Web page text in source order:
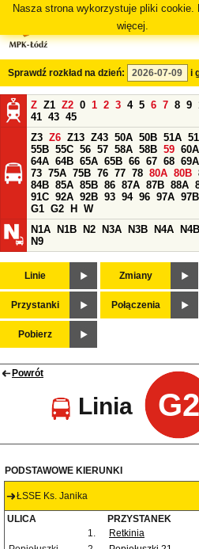
Nasza strona wykorzystuje pliki cookie.
więcej.
Sprawdź rozkład na dzień: i
Z Z1 Z2 0 1 2 3 4 5 6 7 8 9
41 43 45
Z3 Z6 Z13 Z43 50A 50B 51A
55B 55C 56 57 58A 58B 59 60A
64A 64B 65A 65B 66 67 68 69A
73 75A 75B 76 77 78 80A 80B
84B 85A 85B 86 87A 87B 88A
91C 92A 92B 93 94 96 97A 97B
G1 G2 H
W
N1A
N1B N2 N3A N3B N4A N4B
N9
Linie Zmiany
Przystanki Połączenia
Pobierz
Powrót
Linia G2
PODSTAWOWE KIERUNKI
ŁSSE Ks. Janika
ULICA PRZYSTANEK
1.
Retkinia